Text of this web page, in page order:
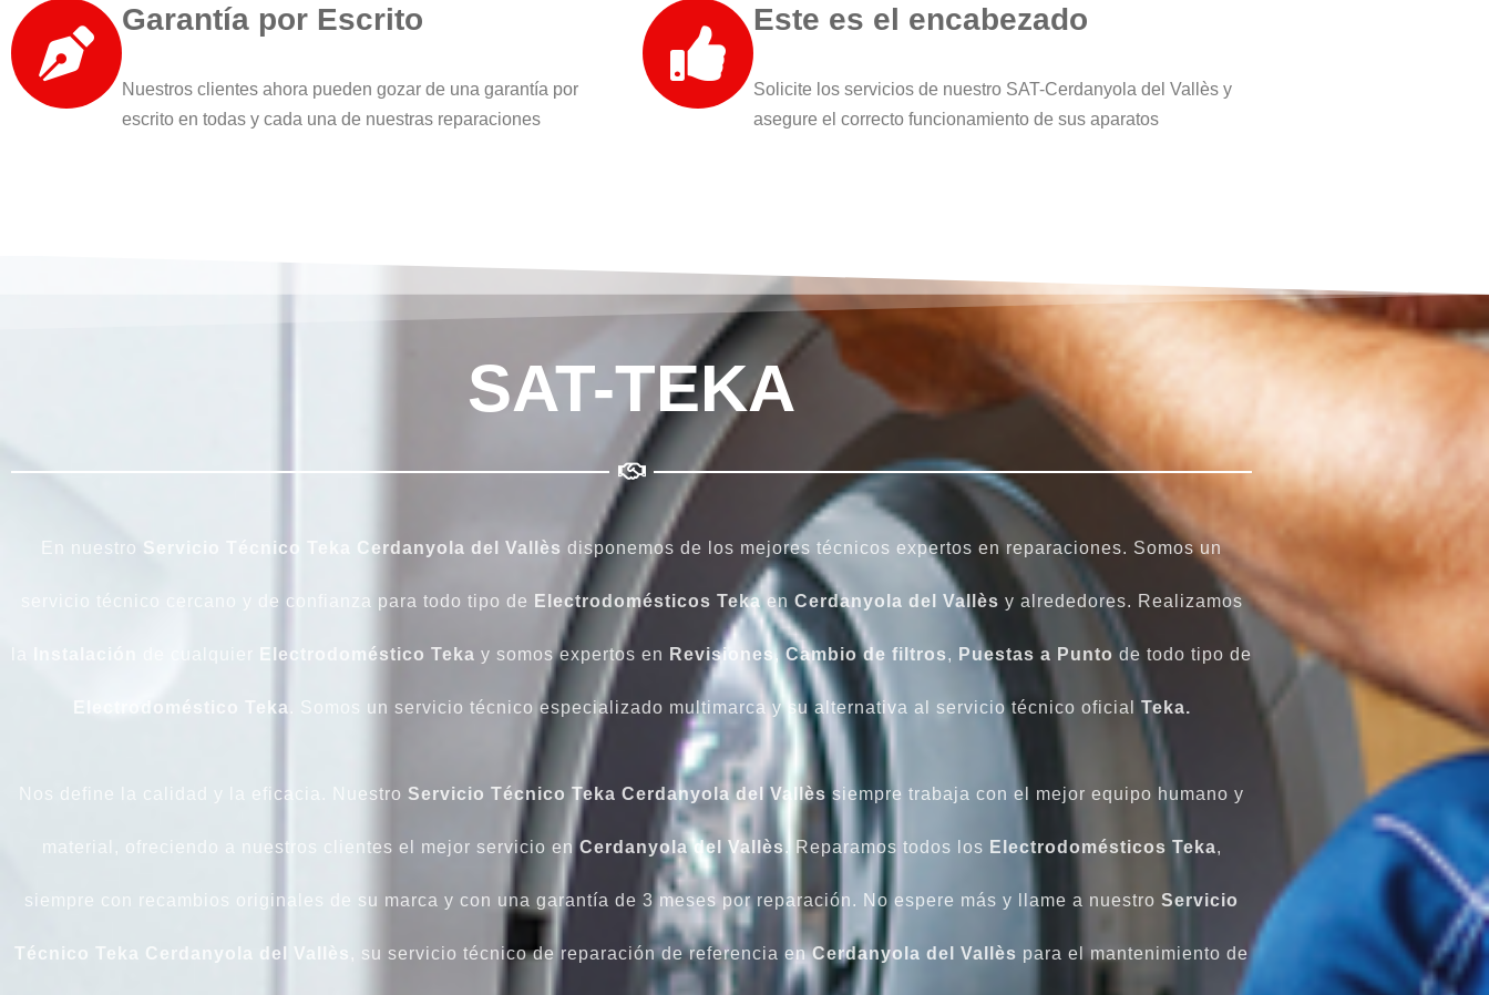
Garantía por Escrito
Nuestros clientes ahora pueden gozar de una garantía por
escrito en todas y cada una de nuestras reparaciones
Este es el encabezado
Solicite los servicios de nuestro SAT-Cerdanyola del Vallès y
asegure el correcto funcionamiento de sus aparatos
SAT-TEKA
En nuestro Servicio Técnico Teka Cerdanyola del Vallès disponemos de los mejores técnicos expertos en reparaciones. Somos un
servicio técnico cercano y de confianza para todo tipo de Electrodomésticos Tekaen Cerdanyola del Vallès y alrededores. Realizamos
Electrodoméstico Teka y somos expertos en Revisiones,Cambio de filtros, Puestas a Punto de todo tipo de
Electrodoméstico Teka . Somos un servicio técnico especializado multimarca y su alternativa al servicio técnico oficial Teka.
Nos define la calidad y la eficacia. Nuestro Servicio Técnico Teka Cerdanyola del Vallès siempre trabaja con el mejor equipo humano y
material, ofreciendo a nuestros clientes el mejor servicio en Cerdanyola del Vallès. Reparamos todos los Electrodomésticos Teka,
siempre con recambios originales de su marca y con una garantía de 3 meses por reparación. No espere más y llame a nuestro Servicio
Técnico Teka Cerdanyola del Vallès , su servicio técnico de reparación de referencia enCerdanyola del Vallès para el mantenimiento de